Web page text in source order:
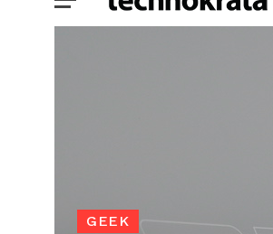
GEEK